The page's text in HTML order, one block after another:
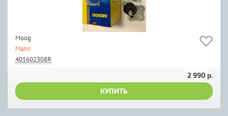
Moog
Мало
401602308R
2 990 р.
КУПИТЬ